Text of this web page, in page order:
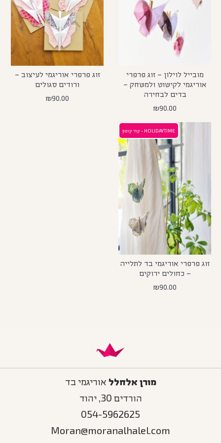
מובייל לוילון – זוג פרפרי
אוריגמי לקישוט ולמשחק –
בדים לבחירה
₪90.00
זוג פרפרי אוריגמי לעיצוב –
ורודים סגולים
₪90.00
HOLIDAYTIME - קוד קופון
זוג פרפרי אוריגמי בד לתלייה
– כחולים ירוקים
₪90.00
מורן אלחלל אוריגמי בד
הורדים 30, יהוד
054-5962625
Moran@moranalhalel.com